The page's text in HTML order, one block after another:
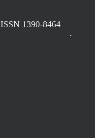
ISSN 1390-8464
.